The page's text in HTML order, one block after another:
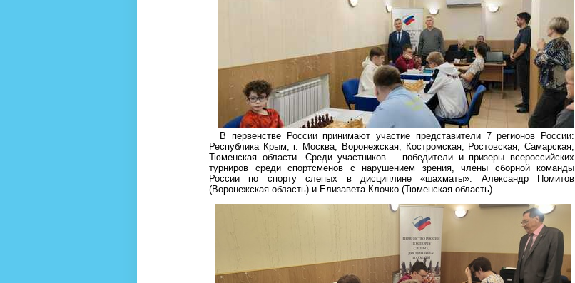
В первенстве России принимают участие представители 7 регионов России:
Республика Крым, г. Москва, Воронежская, Костромская, Ростовская, Самарская,
Тюменская области. Среди участников – победители и призеры всероссийских
турниров среди спортсменов с нарушением зрения, члены сборной команды
России по спорту слепых в дисциплине «шахматы»: Александр Помитов
(Воронежская область) и Елизавета Клочко (Тюменская область).